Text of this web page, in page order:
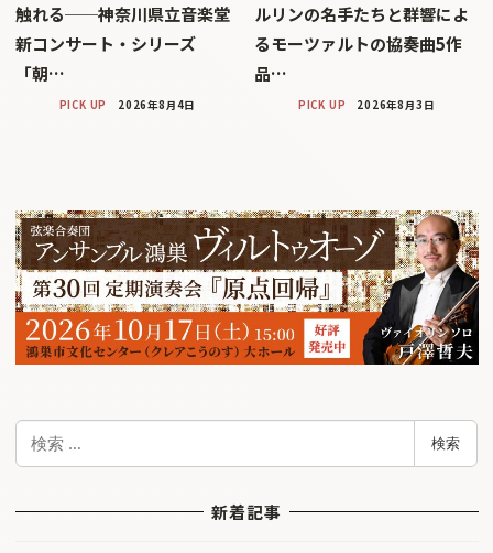
触れる──神奈川県立音楽堂
新コンサート・シリーズ
「朝…
PICK UP 2026年8月4日
ルリンの名手たちと群響によ
るモーツァルトの協奏曲5作
品…
PICK UP 2026年8月3日
検
検索
新着記事